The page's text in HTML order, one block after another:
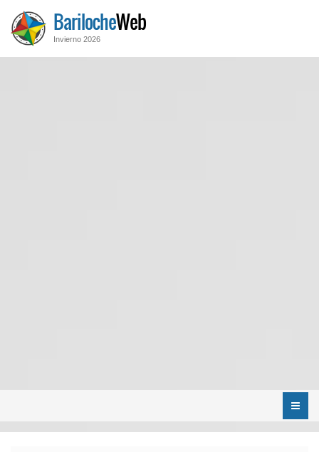
BarilocheWeb
Invierno 2026
Menú